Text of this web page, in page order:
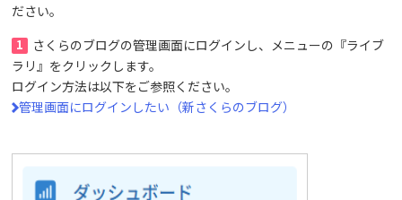
ださい。
1
さくらのブログの管理画面にログインし、メニューの『ライブ
ラリ』をクリックします。
ログイン方法は以下をご参照ください。
管理画面にログインしたい（新さくらのブログ）